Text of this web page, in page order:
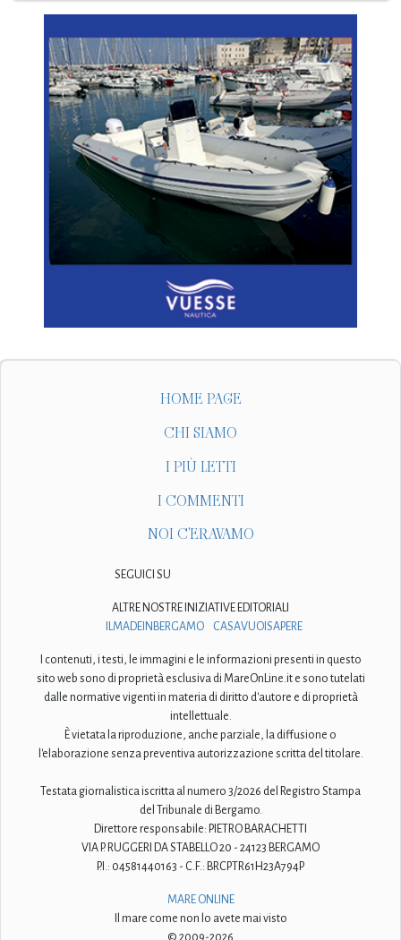
HOME PAGE
CHI SIAMO
I PIÙ LETTI
I COMMENTI
NOI C'ERAVAMO
SEGUICI SU
ALTRE NOSTRE INIZIATIVE EDITORIALI
ILMADEINBERGAMO
CASAVUOISAPERE
I contenuti, i testi, le immagini e le informazioni presenti in questo
sito web sono di proprietà esclusiva di MareOnLine.it e sono tutelati
dalle normative vigenti in materia di diritto d'autore e di proprietà
intellettuale.
È vietata la riproduzione, anche parziale, la diffusione o
l'elaborazione senza preventiva autorizzazione scritta del titolare.
Testata giornalistica iscritta al numero 3/2026 del Registro Stampa
del Tribunale di Bergamo.
Direttore responsabile: PIETRO BARACHETTI
VIA P. RUGGERI DA STABELLO 20 - 24123 BERGAMO
P.I.: 04581440163 - C.F.: BRCPTR61H23A794P
MARE ONLINE
Il mare come non lo avete mai visto
© 2009-2026